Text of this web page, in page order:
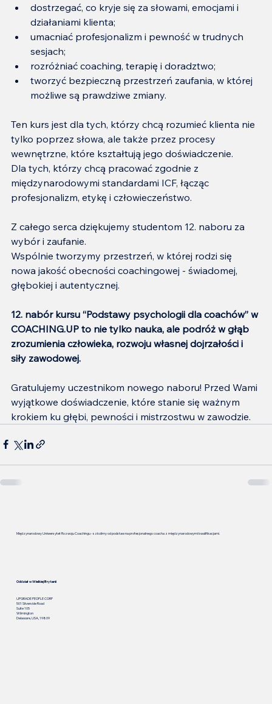
dostrzegać, co kryje się za słowami, emocjami i
działaniami klienta;
umacniać profesjonalizm i pewność w trudnych
sesjach;
rozróżniać coaching, terapię i doradztwo;
tworzyć bezpieczną przestrzeń zaufania, w której
możliwe są prawdziwe zmiany.
Ten kurs jest dla tych, którzy chcą rozumieć klienta nie
tylko poprzez słowa, ale także przez procesy
wewnętrzne, które kształtują jego doświadczenie.
Dla tych, którzy chcą pracować zgodnie z
międzynarodowymi standardami ICF, łącząc
profesjonalizm, etykę i człowieczeństwo.
Z całego serca dziękujemy studentom 12. naboru za
wybór i zaufanie.
Wspólnie tworzymy przestrzeń, w której rodzi się
nowa jakość obecności coachingowej - świadomej,
głębokiej i autentycznej.
12. nabór kursu “Podstawy psychologii dla coachów” w
COACHING.UP to nie tylko nauka, ale podróż w głąb
zrozumienia człowieka, rozwoju własnej dojrzałości i
siły zawodowej.
Gratulujemy uczestnikom nowego naboru! Przed Wami
wyjątkowe doświadczenie, które stanie się ważnym
krokiem ku głębi, pewności i mistrzostwu w zawodzie.
Międzynarodowy Uniwersytet Rozwoju Coachingu - szkolimy od podstaw na profesjonalnego coacha z międzynarodowymi kwalifikacjami.
Oddział w Wielkiej Brytanii
UPGRADE PEOPLE CORP
501 Silverside Road
Suite 105
Wilmington
Delaware, USA, 19809